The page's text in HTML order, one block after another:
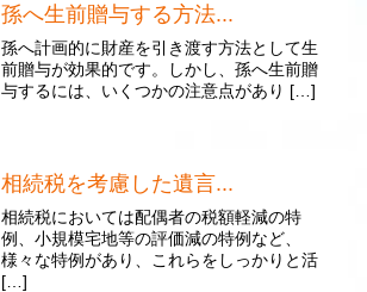
孫へ生前贈与する方法...
孫へ計画的に財産を引き渡す方法として生
前贈与が効果的です。しかし、孫へ生前贈
与するには、いくつかの注意点があり […]
相続税を考慮した遺言...
相続税においては配偶者の税額軽減の特
例、小規模宅地等の評価減の特例など、
様々な特例があり、これらをしっかりと活
[…]